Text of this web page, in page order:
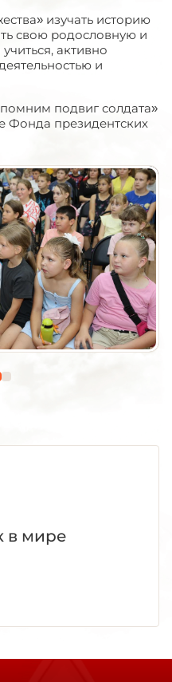
изучать историю
свою родословную и
активно
и
подвиг солдата»
Фонда президентских
в мире